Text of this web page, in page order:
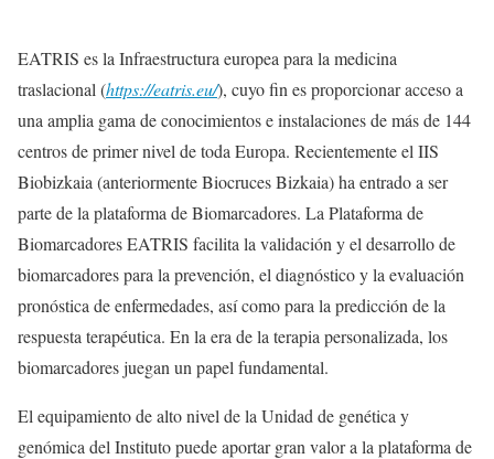
EATRIS es la Infraestructura europea para la medicina
traslacional (https://eatris.eu/), cuyo fin es proporcionar acceso a
una amplia gama de conocimientos e instalaciones de más de 144
centros de primer nivel de toda Europa. Recientemente el IIS
Biobizkaia (anteriormente Biocruces Bizkaia) ha entrado a ser
parte de la plataforma de Biomarcadores. La Plataforma de
Biomarcadores EATRIS facilita la validación y el desarrollo de
biomarcadores para la prevención, el diagnóstico y la evaluación
pronóstica de enfermedades, así como para la predicción de la
respuesta terapéutica. En la era de la terapia personalizada, los
biomarcadores juegan un papel fundamental.
El equipamiento de alto nivel de la Unidad de genética y
genómica del Instituto puede aportar gran valor a la plataforma de